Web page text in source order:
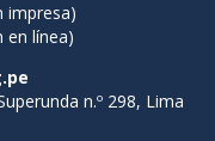
impresa)
en línea)
n.º 298, Lima